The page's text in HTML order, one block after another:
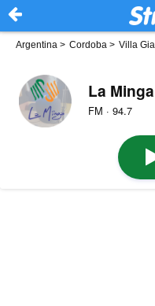
Argentina > Cordoba > Villa
La Minga
FM · 94.7